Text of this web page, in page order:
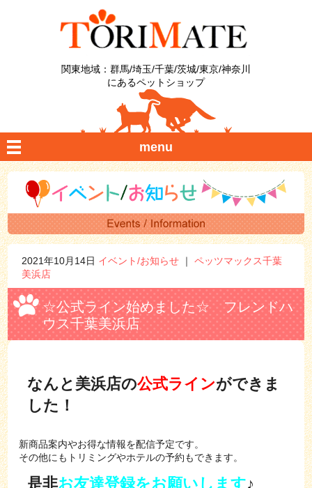
関東地域：群馬/埼玉/千葉/茨城/東京/神奈川
にあるペットショップ
menu
2021年10月14日 イベント/お知らせ ｜ペッツマックス千葉
美浜店
☆公式ライン始めました☆ フレンドハ
ウス千葉美浜店
なんと 美浜店の公式ラインができま
した！
新商品案内やお得な情報を配信予定です。
その他にもトリミングやホテルの予約もできます。
是非お友達登録をお願いします♪